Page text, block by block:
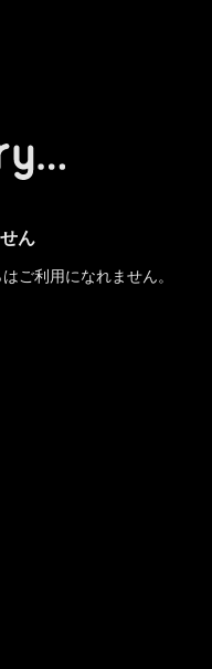
ん
ご利用になれません。